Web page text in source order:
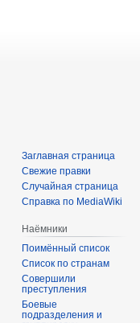
Заглавная страница
Свежие правки
Случайная страница
Справка по MediaWiki
Наёмники
Поимённый список
Список по странам
Совершили
преступления
Боевые
подразделения и